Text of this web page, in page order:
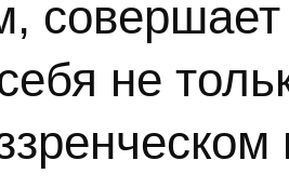
совершает
не